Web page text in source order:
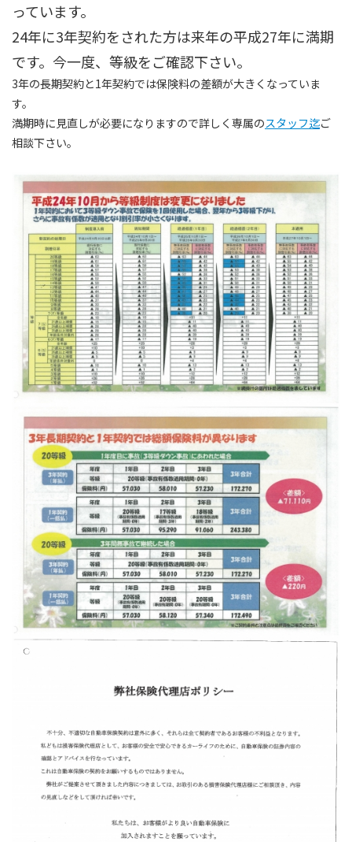
っています。
24年に3年契約をされた方は来年の平成27年に満期
です。今一度、等級をご確認下さい。
3年の長期契約と1年契約では保険料の差額が大きくなっていま
す。
満期時に見直しが必要になりますので詳しく専属のスタッフ迄ご
相談下さい。